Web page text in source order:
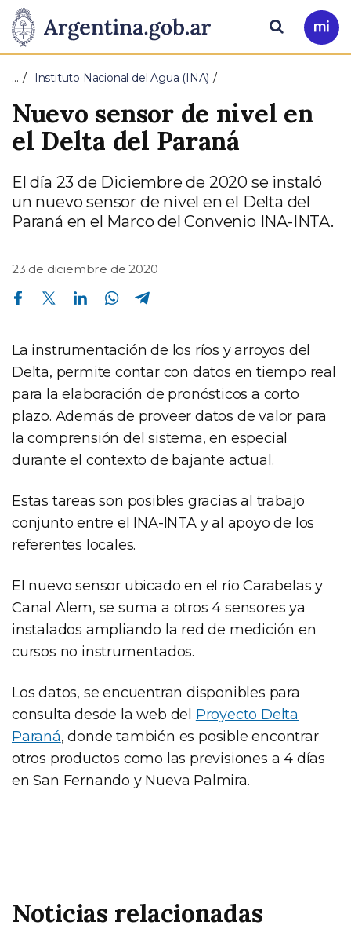
Presidencia
de
la
Nación
Pasar al contenido principal
Ir
a
Buscar
… Instituto Nacional del Agua (INA)
Nuevo sensor de nivel en
el Delta del Paraná
El día 23 de Diciembre de 2020 se instaló
un nuevo sensor de nivel en el Delta del
Paraná en el Marco del Convenio INA-INTA.
23 de diciembre de 2020
Compartir en Facebook Compartir en Twitter Compartir en Linkedin Compartir en Whatsapp
La instrumentación de los ríos y arroyos del
Delta, permite contar con datos en tiempo real
para la elaboración de pronósticos a corto
plazo. Además de proveer datos de valor para
la comprensión del sistema, en especial
durante el contexto de bajante actual.
Estas tareas son posibles gracias al trabajo
conjunto entre el INA-INTA y al apoyo de los
referentes locales.
El nuevo sensor ubicado en el río Carabelas y
Canal Alem, se suma a otros 4 sensores ya
instalados ampliando la red de medición en
cursos no instrumentados.
Los datos, se encuentran disponibles para
consulta desde la web del Proyecto Delta
Paraná, donde también es posible encontrar
otros productos como las previsiones a 4 días
en San Fernando y Nueva Palmira.
Noticias relacionadas